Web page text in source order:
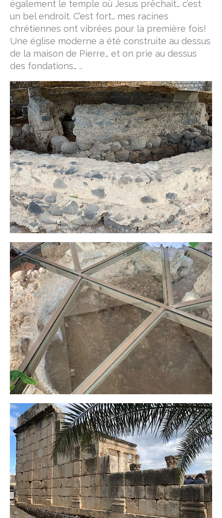
également le temple où Jesus prêchait… c’est
un bel endroit. C’est fort… mes racines
chrétiennes ont vibrées pour la première fois!
Une église moderne a été construite au dessus
de la maison de Pierre… et on prie au dessus
des fondations… ..